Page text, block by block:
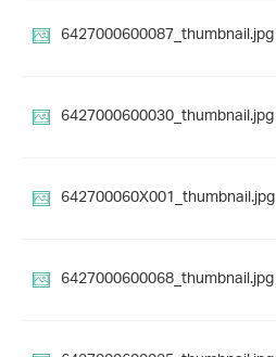
6427000600087_thumbnail.jpg
6427000600030_thumbnail.jpg
642700060X001_thumbnail.jpg
6427000600068_thumbnail.jpg